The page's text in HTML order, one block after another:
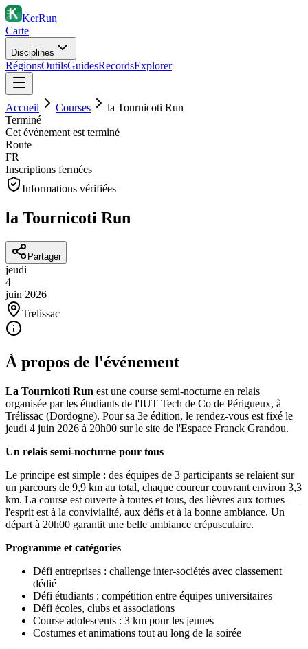
KerRun
Carte
Disciplines
RégionsOutilsGuidesRecordsExplorer
Accueil Courses
la Tournicoti Run
Terminé
Cet événement est terminé
Route
FR
Inscriptions fermées
Informations vérifiées
la Tournicoti Run
Partager
jeudi
4
juin 2026
Trelissac
À propos de l'événement
La Tournicoti Run est une course semi-nocturne en relais
organisée par les étudiants de l'IUT Tech de Co de Périgueux, à
Trélissac (Dordogne). Pour sa 3e édition, le rendez-vous est fixé le
jeudi 4 juin 2026 à 20h00 sur le site de l'Espace Franck Grandou.
Un relais semi-nocturne pour tous
Le principe est simple : des équipes de 3 participants se relaient sur
un parcours de 9,9 km au total, chaque coureur couvrant environ 3,3
km. La course est ouverte à toutes et tous, des lièvres aux tortues —
l'esprit est à la convivialité, aux défis et à la bonne ambiance. Un
départ à 20h00 garantit une belle ambiance crépusculaire.
Programme et catégories
Défi entreprises : challenge inter-sociétés avec classement
dédié
Défi étudiants : compétition entre équipes universitaires
Défi écoles, clubs et associations
Course adolescents : 3 km pour les jeunes
Costumes et animations tout au long de la soirée